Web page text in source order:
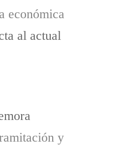
económica
al actual
y